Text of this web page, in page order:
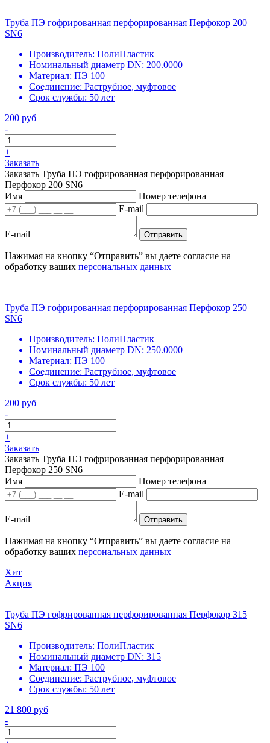
Труба ПЭ гофрированная перфорированная Перфокор 200
SN6
Производитель: ПолиПластик
Номинальный диаметр DN: 200.0000
Материал: ПЭ 100
Соединение: Раструбное, муфтовое
Срок службы: 50 лет
200 руб
-
+
Заказать
Заказать Труба ПЭ гофрированная перфорированная
Перфокор 200 SN6
Имя
Номер телефона
E-mail
E-mail Отправить
Нажимая на кнопку “Отправить” вы даете согласие на
обработку ваших персональных данных
Труба ПЭ гофрированная перфорированная Перфокор 250
SN6
Производитель: ПолиПластик
Номинальный диаметр DN: 250.0000
Материал: ПЭ 100
Соединение: Раструбное, муфтовое
Срок службы: 50 лет
200 руб
-
+
Заказать
Заказать Труба ПЭ гофрированная перфорированная
Перфокор 250 SN6
Имя
Номер телефона
E-mail
E-mail Отправить
Нажимая на кнопку “Отправить” вы даете согласие на
обработку ваших персональных данных
Хит
Акция
Труба ПЭ гофрированная перфорированная Перфокор 315
SN6
Производитель: ПолиПластик
Номинальный диаметр DN: 315
Материал: ПЭ 100
Соединение: Раструбное, муфтовое
Срок службы: 50 лет
21 800 руб
-